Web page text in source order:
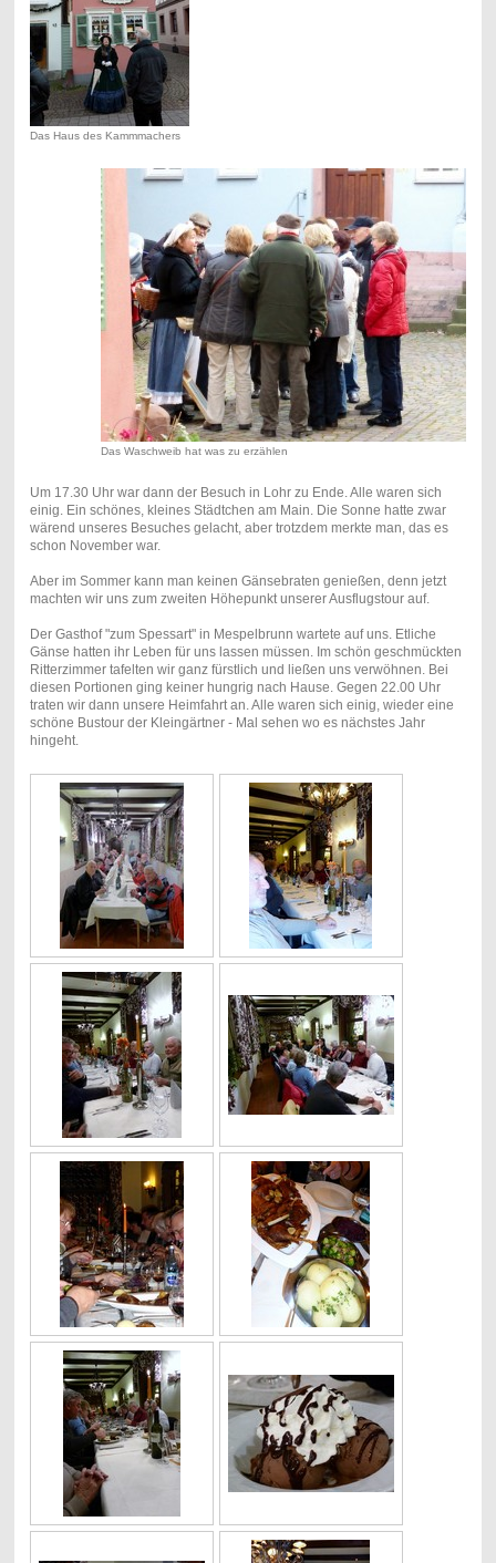
Das Haus des Kammmachers
Das Waschweib hat was zu erzählen
Um 17.30 Uhr war dann der Besuch in Lohr zu Ende. Alle waren sich
einig. Ein schönes, kleines Städtchen am Main. Die Sonne hatte zwar
wärend unseres Besuches gelacht, aber trotzdem merkte man, das es
schon November war.
Aber im Sommer kann man keinen Gänsebraten genießen, denn jetzt
machten wir uns zum zweiten Höhepunkt unserer Ausflugstour auf.
Der Gasthof "zum Spessart" in Mespelbrunn wartete auf uns. Etliche
Gänse hatten ihr Leben für uns lassen müssen. Im schön geschmückten
Ritterzimmer tafelten wir ganz fürstlich und ließen uns verwöhnen. Bei
diesen Portionen ging keiner hungrig nach Hause. Gegen 22.00 Uhr
traten wir dann unsere Heimfahrt an. Alle waren sich einig, wieder eine
schöne Bustour der Kleingärtner - Mal sehen wo es nächstes Jahr
hingeht.